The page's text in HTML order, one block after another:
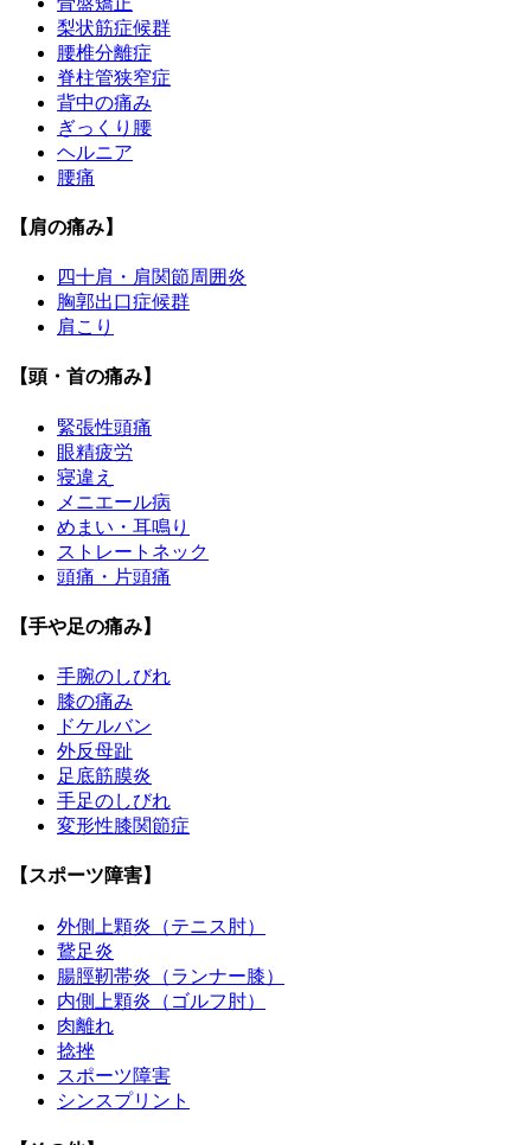
梨状筋症候群
腰椎分離症
脊柱管狭窄症
背中の痛み
ぎっくり腰
ヘルニア
腰痛
【肩の痛み】
四十肩・肩関節周囲炎
胸郭出口症候群
肩こり
【頭・首の痛み】
緊張性頭痛
眼精疲労
寝違え
メニエール病
めまい・耳鳴り
ストレートネック
頭痛・片頭痛
【手や足の痛み】
手腕のしびれ
膝の痛み
ドケルバン
外反母趾
足底筋膜炎
手足のしびれ
変形性膝関節症
【スポーツ障害】
外側上顆炎（テニス肘）
鵞足炎
腸脛靭帯炎（ランナー膝）
内側上顆炎（ゴルフ肘）
肉離れ
捻挫
スポーツ障害
シンスプリント